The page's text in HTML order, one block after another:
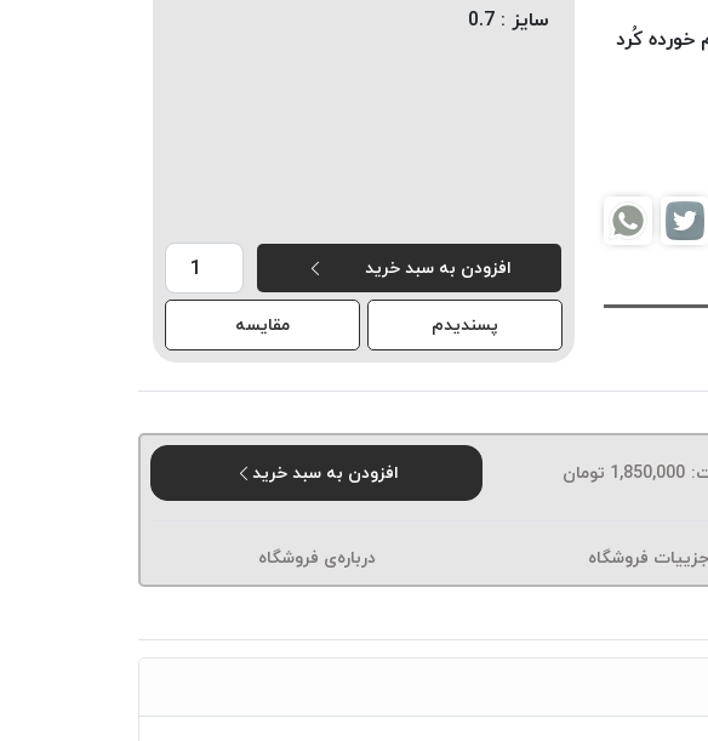
کُرد
سایز : 0.7
افزودن به سبد خرید
پسندیدم
مقایسه
1,850,000 تومان
افزودن به سبد خرید
جزییات فروشگاه درباره‌ی فروشگاه